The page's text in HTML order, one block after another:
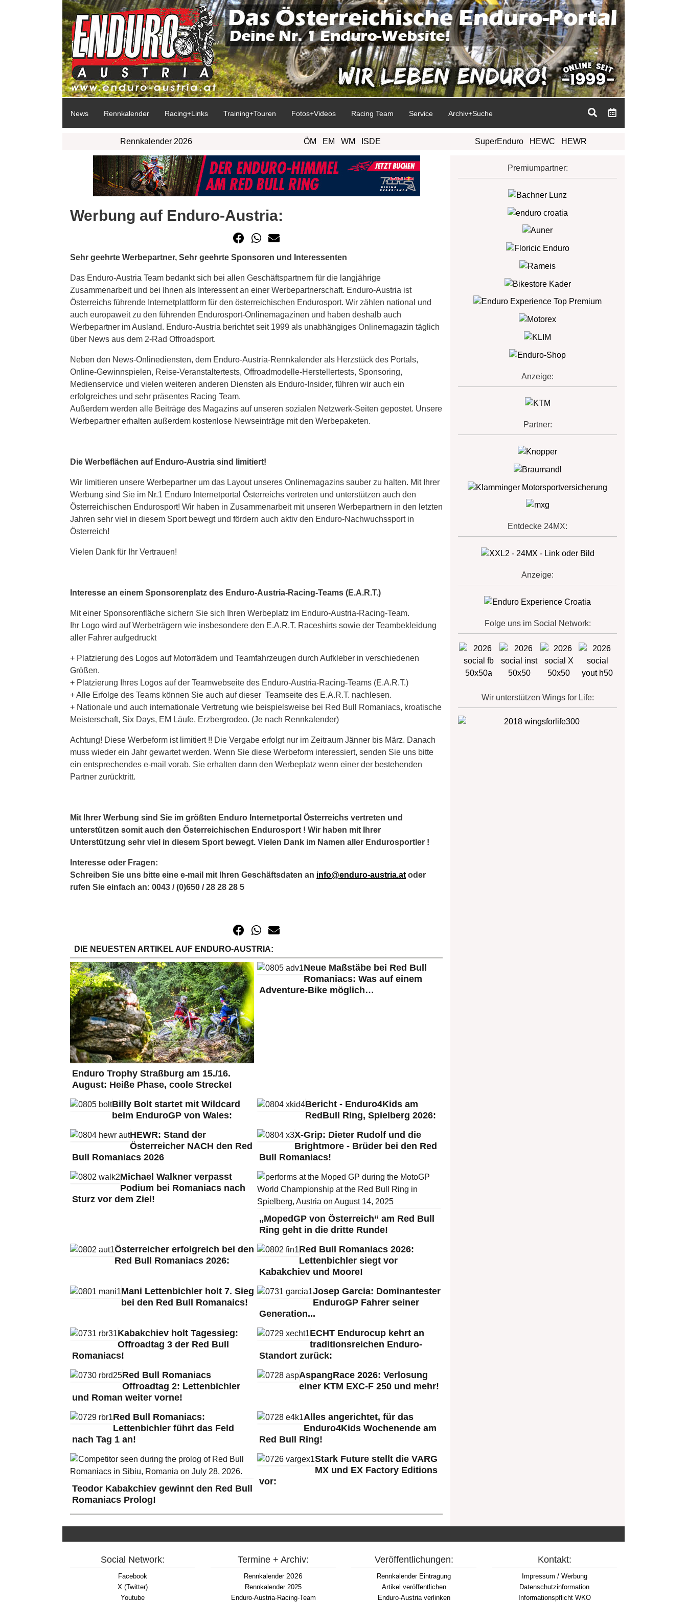
News Rennkalender Racing+Links Training+Touren Fotos+Videos Racing Team Service Archiv+Suche
Rennkalender 2026 ÖM EM WM ISDE SuperEnduro HEWC HEWR
Werbung auf Enduro-Austria:
Sehr geehrte Werbepartner, Sehr geehrte Sponsoren und Interessenten
Das Enduro-Austria Team bedankt sich bei allen Geschäftspartnern für die langjährige
Zusammenarbeit und bei Ihnen als Interessent an einer Werbepartnerschaft. Enduro-Austria ist
Österreichs führende Internetplattform für den österreichischen Endurosport. Wir zählen national und
auch europaweit zu den führenden Endurosport-Onlinemagazinen und haben deshalb auch
Werbepartner im Ausland. Enduro-Austria berichtet seit 1999 als unabhängiges Onlinemagazin täglich
über News aus dem 2-Rad Offroadsport.
Neben den News-Onlinediensten, dem Enduro-Austria-Rennkalender als Herzstück des Portals,
Online-Gewinnspielen, Reise-Veranstaltertests, Offroadmodelle-Herstellertests, Sponsoring,
Medienservice und vielen weiteren anderen Diensten als Enduro-Insider, führen wir auch ein
erfolgreiches und sehr präsentes Racing Team.
Außerdem werden alle Beiträge des Magazins auf unseren sozialen Netzwerk-Seiten gepostet. Unsere
Werbepartner erhalten außerdem kostenlose Newseinträge mit den Werbepaketen.
Die Werbeflächen auf Enduro-Austria sind limitiert!
Wir limitieren unsere Werbepartner um das Layout unseres Onlinemagazins sauber zu halten. Mit Ihrer
Werbung sind Sie im Nr.1 Enduro Internetportal Österreichs vertreten und unterstützen auch den
Österreichischen Endurosport! Wir haben in Zusammenarbeit mit unseren Werbepartnern in den letzten
Jahren sehr viel in diesem Sport bewegt und fördern auch aktiv den Enduro-Nachwuchssport in
Österreich!
Vielen Dank für Ihr Vertrauen!
Interesse an einem Sponsorenplatz des Enduro-Austria-Racing-Teams (E.A.R.T.)
Mit einer Sponsorenfläche sichern Sie sich Ihren Werbeplatz im Enduro-Austria-Racing-Team.
Ihr Logo wird auf Werbeträgern wie insbesondere den E.A.R.T. Raceshirts sowie der Teambekleidung
aller Fahrer aufgedruckt
+ Platzierung des Logos auf Motorrädern und Teamfahrzeugen durch Aufkleber in verschiedenen
Größen.
+ Platzierung Ihres Logos auf der Teamwebseite des Enduro-Austria-Racing-Teams (E.A.R.T.)
+ Alle Erfolge des Teams können Sie auch auf dieser Teamseite des E.A.R.T. nachlesen.
+ Nationale und auch internationale Vertretung wie beispielsweise bei Red Bull Romaniacs, kroatische
Meisterschaft, Six Days, EM Läufe, Erzbergrodeo. (Je nach Rennkalender)
Achtung! Diese Werbeform ist limitiert !! Die Vergabe erfolgt nur im Zeitraum Jänner bis März. Danach
muss wieder ein Jahr gewartet werden. Wenn Sie diese Werbeform interessiert, senden Sie uns bitte
ein entsprechendes e-mail vorab. Sie erhalten dann den Werbeplatz wenn einer der bestehenden
Partner zurücktritt.
Mit Ihrer Werbung sind Sie im größten Enduro Internetportal Österreichs vertreten und
unterstützen somit auch den Österreichischen Endurosport ! Wir haben mit Ihrer
Unterstützung sehr viel in diesem Sport bewegt. Vielen Dank im Namen aller Endurosportler !
Interesse oder Fragen:
Schreiben Sie uns bitte eine e-mail mit Ihren Geschäftsdaten an info@enduro-austria.at oder
rufen Sie einfach an: 0043 / (0)650 / 28 28 28 5
DIE NEUESTEN ARTIKEL AUF ENDURO-AUSTRIA:
Enduro Trophy Straßburg am 15./16.
August: Heiße Phase, coole Strecke!
Neue Maßstäbe bei Red Bull
Romaniacs: Was auf einem
Adventure-Bike möglich…
Billy Bolt startet mit Wildcard
beim EnduroGP von Wales:
Bericht - Enduro4Kids am
RedBull Ring, Spielberg 2026:
HEWR: Stand der
Österreicher NACH den Red
Bull Romaniacs 2026
X-Grip: Dieter Rudolf und die
Brightmore - Brüder bei den Red
Bull Romaniacs!
Michael Walkner verpasst
Podium bei Romaniacs nach
Sturz vor dem Ziel!
„MopedGP von Österreich“ am Red Bull
Ring geht in die dritte Runde!
Österreicher erfolgreich bei den
Red Bull Romaniacs 2026:
Red Bull Romaniacs 2026:
Lettenbichler siegt vor
Kabakchiev und Moore!
Mani Lettenbichler holt 7. Sieg
bei den Red Bull Romanaics!
Josep Garcia: Dominantester
EnduroGP Fahrer seiner
Generation...
Kabakchiev holt Tagessieg:
Offroadtag 3 der Red Bull
Romaniacs!
ECHT Endurocup kehrt an
traditionsreichen Enduro-
Standort zurück:
Red Bull Romaniacs
Offroadtag 2: Lettenbichler
und Roman weiter vorne!
AspangRace 2026: Verlosung
einer KTM EXC-F 250 und mehr!
Red Bull Romaniacs:
Lettenbichler führt das Feld
nach Tag 1 an!
Alles angerichtet, für das
Enduro4Kids Wochenende am
Red Bull Ring!
Teodor Kabakchiev gewinnt den Red Bull
Romaniacs Prolog!
Stark Future stellt die VARG
MX und EX Factory Editions
vor:
Premiumpartner:
Anzeige:
Partner:
Entdecke 24MX:
Anzeige:
Folge uns im Social Network:
Wir unterstützen Wings for Life:
Social Network:
Facebook
X (Twitter)
Youtube
Termine + Archiv:
Rennkalender2026
Rennkalender 2025
Enduro-Austria-Racing-Team
Veröffentlichungen:
Rennkalender Eintragung
Artikel veröffentlichen
Enduro-Austria verlinken
Kontakt:
Impressum / Werbung
Datenschutzinformation
Informationspflicht WKO